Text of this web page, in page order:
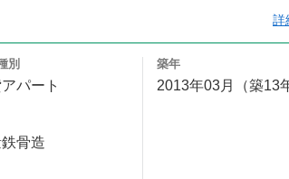
詳
別
パート
骨造
築年
2013年03月（築13